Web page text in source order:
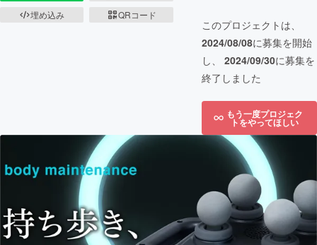
埋め込み
QRコード
このプロジェクトは、
2024/08/08に募集を開始
し、 2024/09/30に募集を
終了しました
もう一度プロジェク
トをやってほしい